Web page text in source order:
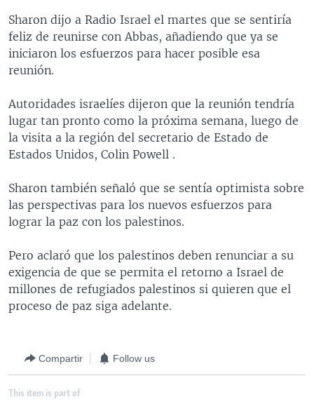
búsqueda
CHILE
PERÚ
VENEZUELA
BRASIL
EL SALVADOR
GUATEMALA
NICARAGUA
INMIGRACIÓN
LIBERTAD DE PRENSA
ECONOMÍA
ENTRETENIMIENTO Y CULTURA
TECNOLOGÍA
DEPORTES
CIENCIA Y SALUD
ESPECIALES DE LA VOA
LIBERTAD DE PRENSA
MULTIMEDIA
VIDEOS
FOTOGRAFÍA
AUDIOS
PROGRAMAS TV
EL MUNDO AL DÍA
FORO INTERAMERICANO
VISIÓN 360
PANORAMA
RADIO
AVANCE INFORMATIVO
AUDIONOTICIAS
ESTADOS UNIDOS AL DÍA
EL MUNDO AL DÍA [RADIO]
FORO [RADIO]
NOTA ECONÓMICA
ENTRETENIMIENTO
DIRECT
DOCUMENTALES DE LA VOA
SÍGANOS
Idiomas
Sharon dijo a Radio Israel el martes que se sentiría
feliz de reunirse con Abbas, añadiendo que ya se
iniciaron los esfuerzos para hacer posible esa
reunión.
Autoridades israelíes dijeron que la reunión tendría
lugar tan pronto como la próxima semana, luego de
la visita a la región del secretario de Estado de
Estados Unidos, Colin Powell .
Sharon también señaló que se sentía optimista sobre
las perspectivas para los nuevos esfuerzos para
lograr la paz con los palestinos.
Pero aclaró que los palestinos deben renunciar a su
exigencia de que se permita el retorno a Israel de
millones de refugiados palestinos si quieren que el
proceso de paz siga adelante.
Compartir Follow us
This item is part of